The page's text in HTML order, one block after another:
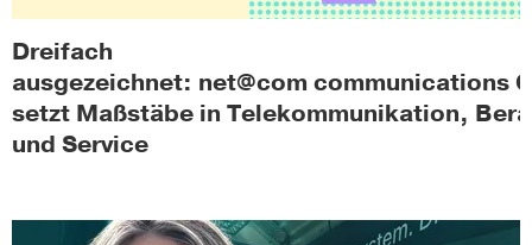
Dreifach
ausgezeichnet: net@com communications
setzt Maßstäbe in Telekommunikation,
und Service